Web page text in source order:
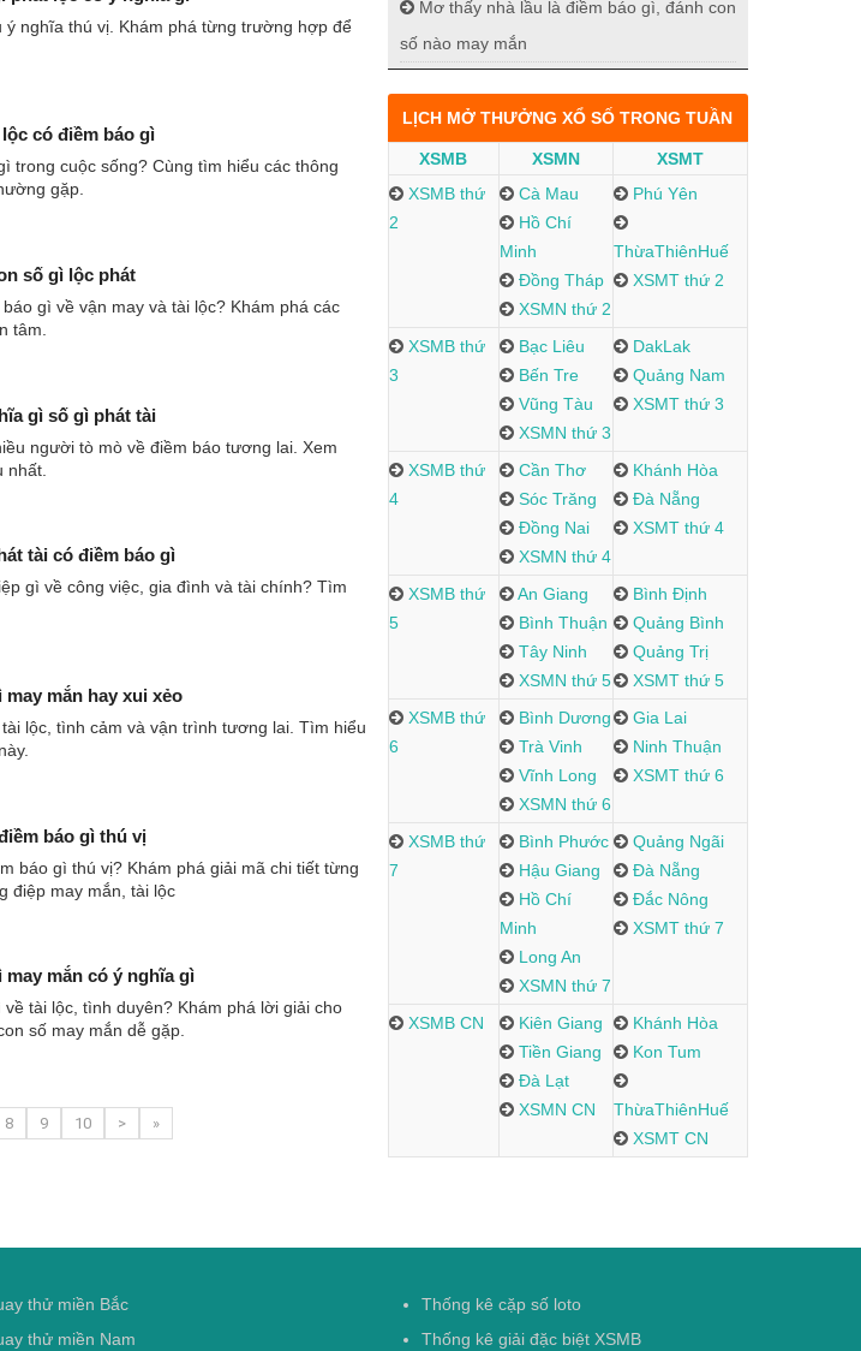
ý nghĩa thú vị. Khám phá từng trường hợp để
có điềm báo gì
trong cuộc sống? Cùng tìm hiểu các thông
gặp.
số gì lộc phát
gì về vận may và tài lộc? Khám phá các
tâm.
gì số gì phát tài
người tò mò về điềm báo tương lai. Xem
nhất.
tài có điềm báo gì
gì về công việc, gia đình và tài chính? Tìm
mắn hay xui xẻo
lộc, tình cảm và vận trình tương lai. Tìm hiểu
báo gì thú vị
báo gì thú vị? Khám phá giải mã chi tiết từng
điệp may mắn, tài lộc
mắn có ý nghĩa gì
tài lộc, tình duyên? Khám phá lời giải cho
số may mắn dễ gặp.
8 9 10 > »
Mơ thấy nhà lầu là điềm báo gì, đánh con
số nào may mắn
LỊCH MỞ THƯỞNG XỔ SỐ TRONG TUẦN
XSMB XSMN
XSMT
XSMB thứ
2
Cà Mau
Hồ Chí
Minh
Đồng Tháp
XSMN thứ 2
Phú Yên
ThừaThiênHuế
XSMT thứ 2
XSMB thứ
3
Bạc Liêu
Bến Tre
Vũng Tàu
XSMN thứ 3
DakLak
Quảng Nam
XSMT thứ 3
XSMB thứ
4
Cần Thơ
Sóc Trăng
Đồng Nai
XSMN thứ 4
Khánh Hòa
Đà Nẵng
XSMT thứ 4
XSMB thứ
5
An Giang
Bình Thuận
Tây Ninh
XSMN thứ 5
Bình Định
Quảng Bình
Quảng Trị
XSMT thứ 5
XSMB thứ
6
Bình Dương
Trà Vinh
Vĩnh Long
XSMN thứ 6
Gia Lai
Ninh Thuận
XSMT thứ 6
XSMB thứ
7
Bình Phước
Hậu Giang
Hồ Chí
Minh
Long An
XSMN thứ 7
Quảng Ngãi
Đà Nẵng
Đắc Nông
XSMT thứ 7
XSMB CN
Kiên Giang
Tiền Giang
Đà Lạt
XSMN CN
Khánh Hòa
Kon Tum
ThừaThiênHuế
XSMT CN
thử miền Bắc
thử miền Nam
Thống kê cặp số loto
Thống kê giải đặc biệt XSMB